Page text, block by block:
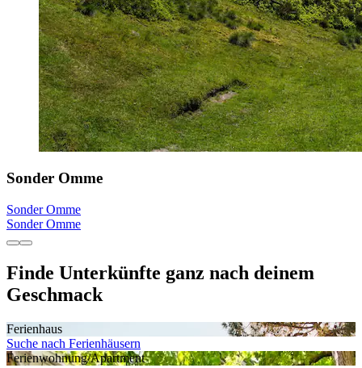
Sonder Omme
Sonder Omme
Sonder Omme
Finde Unterkünfte ganz nach deinem
Geschmack
Ferienhaus
Suche nach Ferienhäusern
Ferienwohnung/Apartment